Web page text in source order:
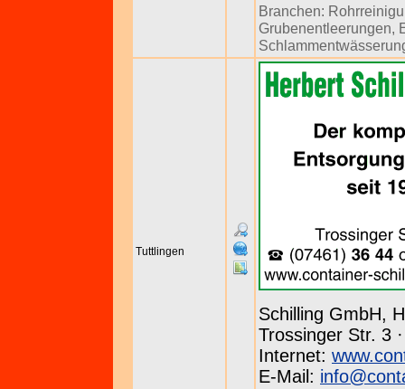
Branchen:
Grubenentleerungen,
Tuttlingen
Schilling GmbH,
Trossinger Str. 3
Internet:
E-Mail: